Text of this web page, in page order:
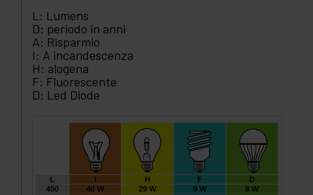
L: Lumens
D: periodo in anni
A: Risparmio
I: A incandescenza
H: alogena
F: Fluorescente
D: Led Diode